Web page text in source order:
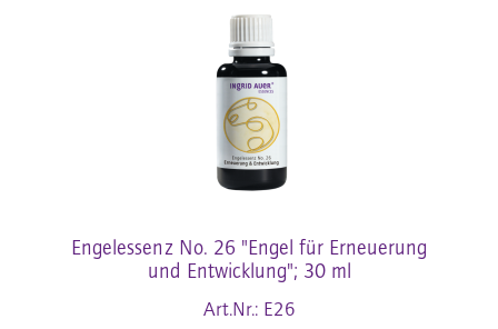
Engelessenz No. 26 "Engel für Erneuerung
und Entwicklung"; 30 ml
Art.Nr.: E26